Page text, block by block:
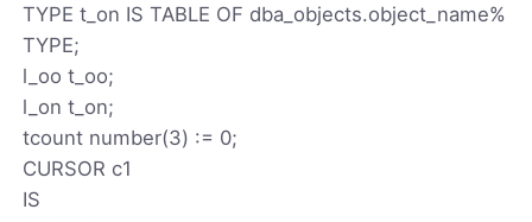
TYPE t_on IS TABLE OF dba_objects.object_name%
TYPE;
l_oo t_oo;
l_on t_on;
tcount number(3) := 0;
CURSOR c1
IS